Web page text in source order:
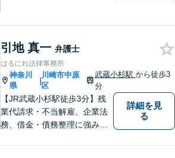
退料の増額など不動産のトラ
ブルはお任せください。【司
法書士の経験あり】
引地 真一 弁護士
はるにれ法律事務所
神奈川
県
|
川崎市中原
区
武蔵小杉駅 から徒歩3
分
【JR武蔵小杉駅徒歩3分】残
業代請求・不当解雇、企業法
務、借金・債務整理に強み。
詳細を見
る